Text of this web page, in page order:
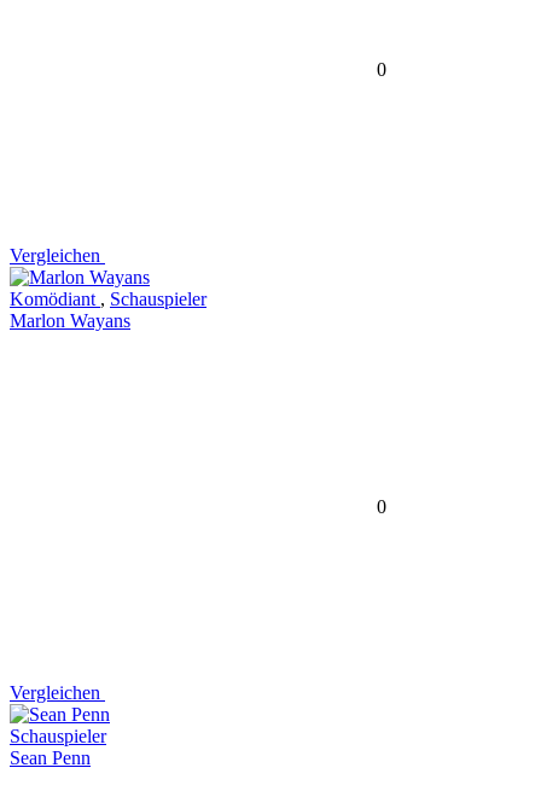
0
Vergleichen
Komödiant , Schauspieler
Marlon Wayans
0
Vergleichen
Schauspieler
Sean Penn